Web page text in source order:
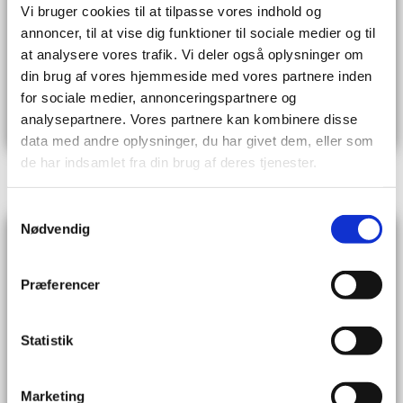
Vi bruger cookies til at tilpasse vores indhold og
annoncer, til at vise dig funktioner til sociale medier og til
at analysere vores trafik. Vi deler også oplysninger om
din brug af vores hjemmeside med vores partnere inden
for sociale medier, annonceringspartnere og
analysepartnere. Vores partnere kan kombinere disse
data med andre oplysninger, du har givet dem, eller som
de har indsamlet fra din brug af deres tjenester.
Nødvendig
Præferencer
Statistik
Marketing
Driftsikkert anlæg med fokus på datakrav og
sporing som kræves i fødevareindustrien. En
komplet styring med et unikt SCADA system på
toppen.​
Læs hele artiklen
KOHBERG BAKERY GROUP
Anlægget håndterer plader hvorpå råproduktet
pladerne fra et plade lager og sætter dem på